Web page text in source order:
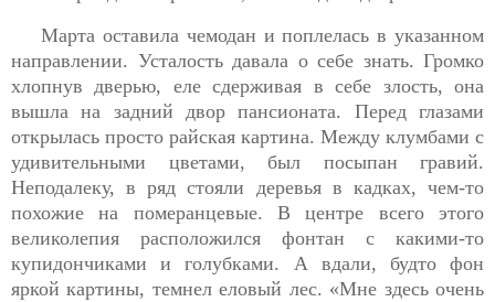
Марта оставила чемодан и поплелась в указанном
направлении. Усталость давала о себе знать. Громко
хлопнув дверью, еле сдерживая в себе злость, она
вышла на задний двор пансионата. Перед глазами
открылась просто райская картина. Между клумбами с
удивительными цветами, был посыпан гравий.
Неподалеку, в ряд стояли деревья в кадках, чем-то
похожие на померанцевые. В центре всего этого
великолепия расположился фонтан с какими-то
купидончиками и голубками. А вдали, будто фон
яркой картины, темнел еловый лес. «Мне здесь очень